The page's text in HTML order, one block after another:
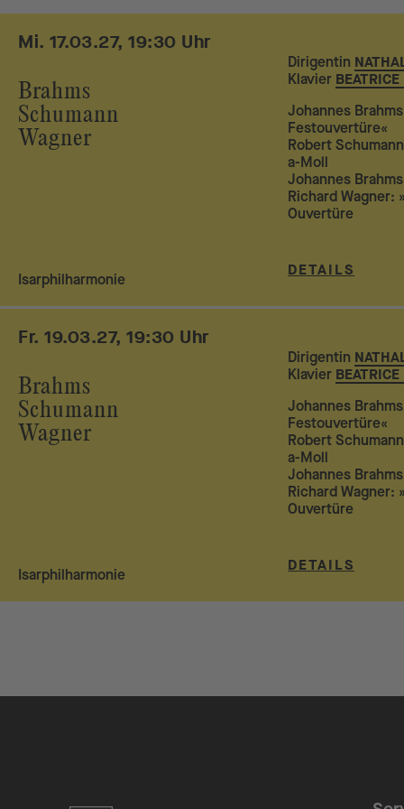
Brahms
Schumann
Wagner
Mi. 17.03.27, 19:30 Uhr
Isarphilharmonie
Dirigentin
Klavier
Johannes
Festouvertüre«
Robert
a-Moll
Johannes
Richard Wagner:
Ouvertüre
DETAILS
Brahms
Schumann
Wagner
Fr. 19.03.27, 19:30 Uhr
Isarphilharmonie
Dirigentin
Klavier
Johannes
Festouvertüre«
Robert
a-Moll
Johannes
Richard Wagner:
Ouvertüre
DETAILS